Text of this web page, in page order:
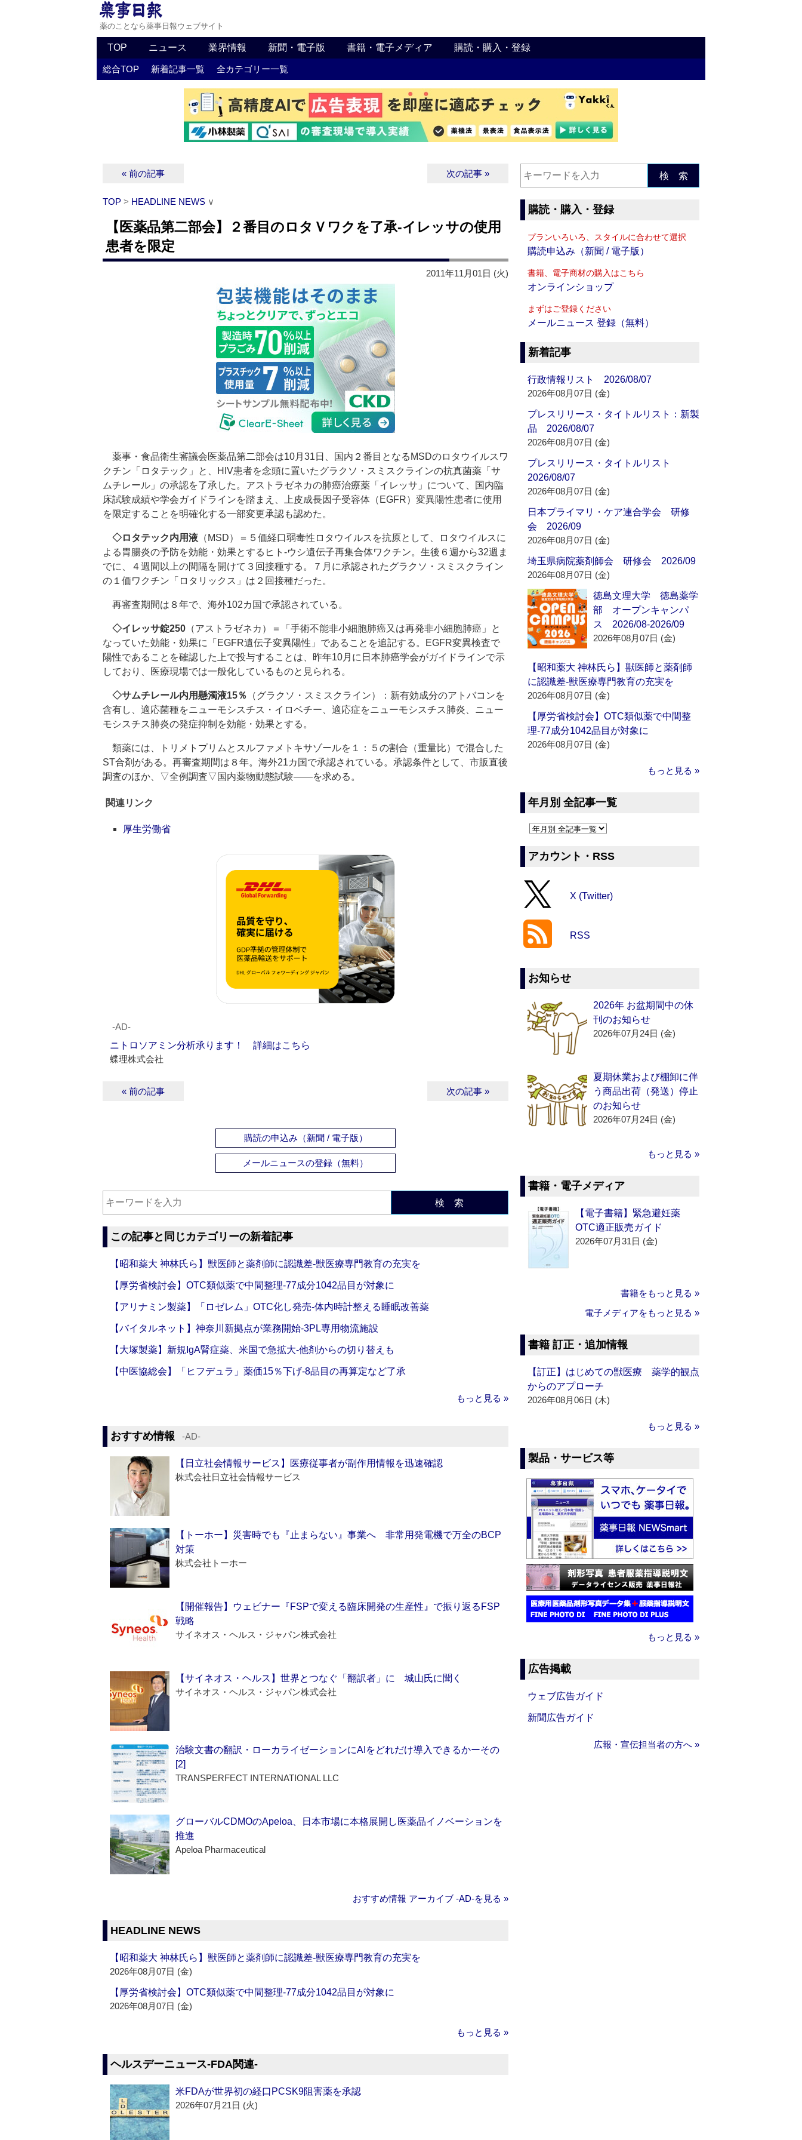
薬のことなら薬事日報ウェブサイト
TOP ニュース 業界情報 新聞・電子版 書籍・電子メディア 購読・購入・登録
総合TOP 新着記事一覧 全カテゴリー一覧
« 前の記事 次の記事 »
TOP > HEADLINE NEWS ∨
【医薬品第二部会】２番目のロタＶワクを了承‐イレッサの使用
患者を限定
2011年11月01日 (火)
薬事・食品衛生審議会医薬品第二部会は10月31日、国内２番目となるMSDのロタウイルスワ
クチン「ロタテック」と、HIV患者を念頭に置いたグラクソ・スミスクラインの抗真菌薬「サ
ムチレール」の承認を了承した。アストラゼネカの肺癌治療薬「イレッサ」について、国内臨
床試験成績や学会ガイドラインを踏まえ、上皮成長因子受容体（EGFR）変異陽性患者に使用
を限定することを明確化する一部変更承認も認めた。
◇ロタテック内用液 （MSD）＝５価経口弱毒性ロタウイルスを抗原として、ロタウイルスに
よる胃腸炎の予防を効能・効果とするヒト‐ウシ遺伝子再集合体ワクチン。生後６週から32週ま
でに、４週間以上の間隔を開けて３回接種する。７月に承認されたグラクソ・スミスクライン
の１価ワクチン「ロタリックス」は２回接種だった。
再審査期間は８年で、海外102カ国で承認されている。
◇イレッサ錠250 （アストラゼネカ）＝「手術不能非小細胞肺癌又は再発非小細胞肺癌」と
なっていた効能・効果に「EGFR遺伝子変異陽性」であることを追記する。EGFR変異検査で
陽性であることを確認した上で投与することは、昨年10月に日本肺癌学会がガイドラインで示
しており、医療現場では一般化しているものと見られる。
◇サムチレール内用懸濁液15％
（グラクソ・スミスクライン）：新有効成分のアトバコンを
含有し、適応菌種をニューモシスチス・イロベチー、適応症をニューモシスチス肺炎、ニュー
モシスチス肺炎の発症抑制を効能・効果とする。
類薬には、トリメトプリムとスルファメトキサゾールを１：５の割合（重量比）で混合した
ST合剤がある。再審査期間は８年。海外21カ国で承認されている。承認条件として、市販直後
調査のほか、▽全例調査▽国内薬物動態試験――を求める。
関連リンク
厚生労働省
‐AD‐
ニトロソアミン分析承ります！ 詳細はこちら
蝶理株式会社
« 前の記事 次の記事 »
購読の申込み（新聞 / 電子版）
メールニュースの登録（無料）
検 索
この記事と同じカテゴリーの新着記事
【昭和薬大 神林氏ら】獣医師と薬剤師に認識差‐獣医療専門教育の充実を
【厚労省検討会】OTC類似薬で中間整理‐77成分1042品目が対象に
【アリナミン製薬】「ロゼレム」OTC化し発売‐体内時計整える睡眠改善薬
【バイタルネット】神奈川新拠点が業務開始‐3PL専用物流施設
【大塚製薬】新規IgA腎症薬、米国で急拡大‐他剤からの切り替えも
【中医協総会】「ヒフデュラ」薬価15％下げ‐8品目の再算定など了承
もっと見る »
おすすめ情報 ‐AD‐
【日立社会情報サービス】医療従事者が副作用情報を迅速確認
株式会社日立社会情報サービス
【トーホー】災害時でも『止まらない』事業へ 非常用発電機で万全のBCP
対策
株式会社トーホー
【開催報告】ウェビナー『FSPで変える臨床開発の生産性』で振り返るFSP
戦略
サイネオス・ヘルス・ジャパン株式会社
【サイネオス・ヘルス】世界とつなぐ「翻訳者」に 城山氏に聞く
サイネオス・ヘルス・ジャパン株式会社
治験文書の翻訳・ローカライゼーションにAIをどれだけ導入できるかーその
[2]
TRANSPERFECT INTERNATIONAL LLC
グローバルCDMOのApeloa、日本市場に本格展開し医薬品イノベーションを
推進
Apeloa Pharmaceutical
おすすめ情報 アーカイブ ‐AD‐を見る »
HEADLINE NEWS
【昭和薬大 神林氏ら】獣医師と薬剤師に認識差‐獣医療専門教育の充実を
2026年08月07日 (金)
【厚労省検討会】OTC類似薬で中間整理‐77成分1042品目が対象に
2026年08月07日 (金)
もっと見る »
ヘルスデーニュース‐FDA関連‐
米FDAが世界初の経口PCSK9阻害薬を承認
2026年07月21日 (火)
検 索
購読・購入・登録
プランいろいろ、スタイルに合わせて選択
購読申込み（新聞 / 電子版）
書籍、電子商材の購入はこちら
オンラインショップ
まずはご登録ください
メールニュース 登録（無料）
新着記事
行政情報リスト 2026/08/07
2026年08月07日 (金)
プレスリリース・タイトルリスト：新製
品 2026/08/07
2026年08月07日 (金)
プレスリリース・タイトルリスト
2026/08/07
2026年08月07日 (金)
日本プライマリ・ケア連合学会 研修
会 2026/09
2026年08月07日 (金)
埼玉県病院薬剤師会 研修会 2026/09
2026年08月07日 (金)
徳島文理大学 徳島薬学
部 オープンキャンパ
ス 2026/08-2026/09
2026年08月07日 (金)
【昭和薬大 神林氏ら】獣医師と薬剤師
に認識差‐獣医療専門教育の充実を
2026年08月07日 (金)
【厚労省検討会】OTC類似薬で中間整
理‐77成分1042品目が対象に
2026年08月07日 (金)
もっと見る »
年月別 全記事一覧
アカウント・RSS
X (Twitter)
RSS
お知らせ
2026年 お盆期間中の休
刊のお知らせ
2026年07月24日 (金)
夏期休業および棚卸に伴
う商品出荷（発送）停止
のお知らせ
2026年07月24日 (金)
もっと見る »
書籍・電子メディア
【電子書籍】緊急避妊薬
OTC適正販売ガイド
2026年07月31日 (金)
書籍をもっと見る »
電子メディアをもっと見る »
書籍 訂正・追加情報
【訂正】はじめての獣医療 薬学的観点
からのアプローチ
2026年08月06日 (木)
もっと見る »
製品・サービス等
もっと見る »
広告掲載
ウェブ広告ガイド
新聞広告ガイド
広報・宣伝担当者の方へ »